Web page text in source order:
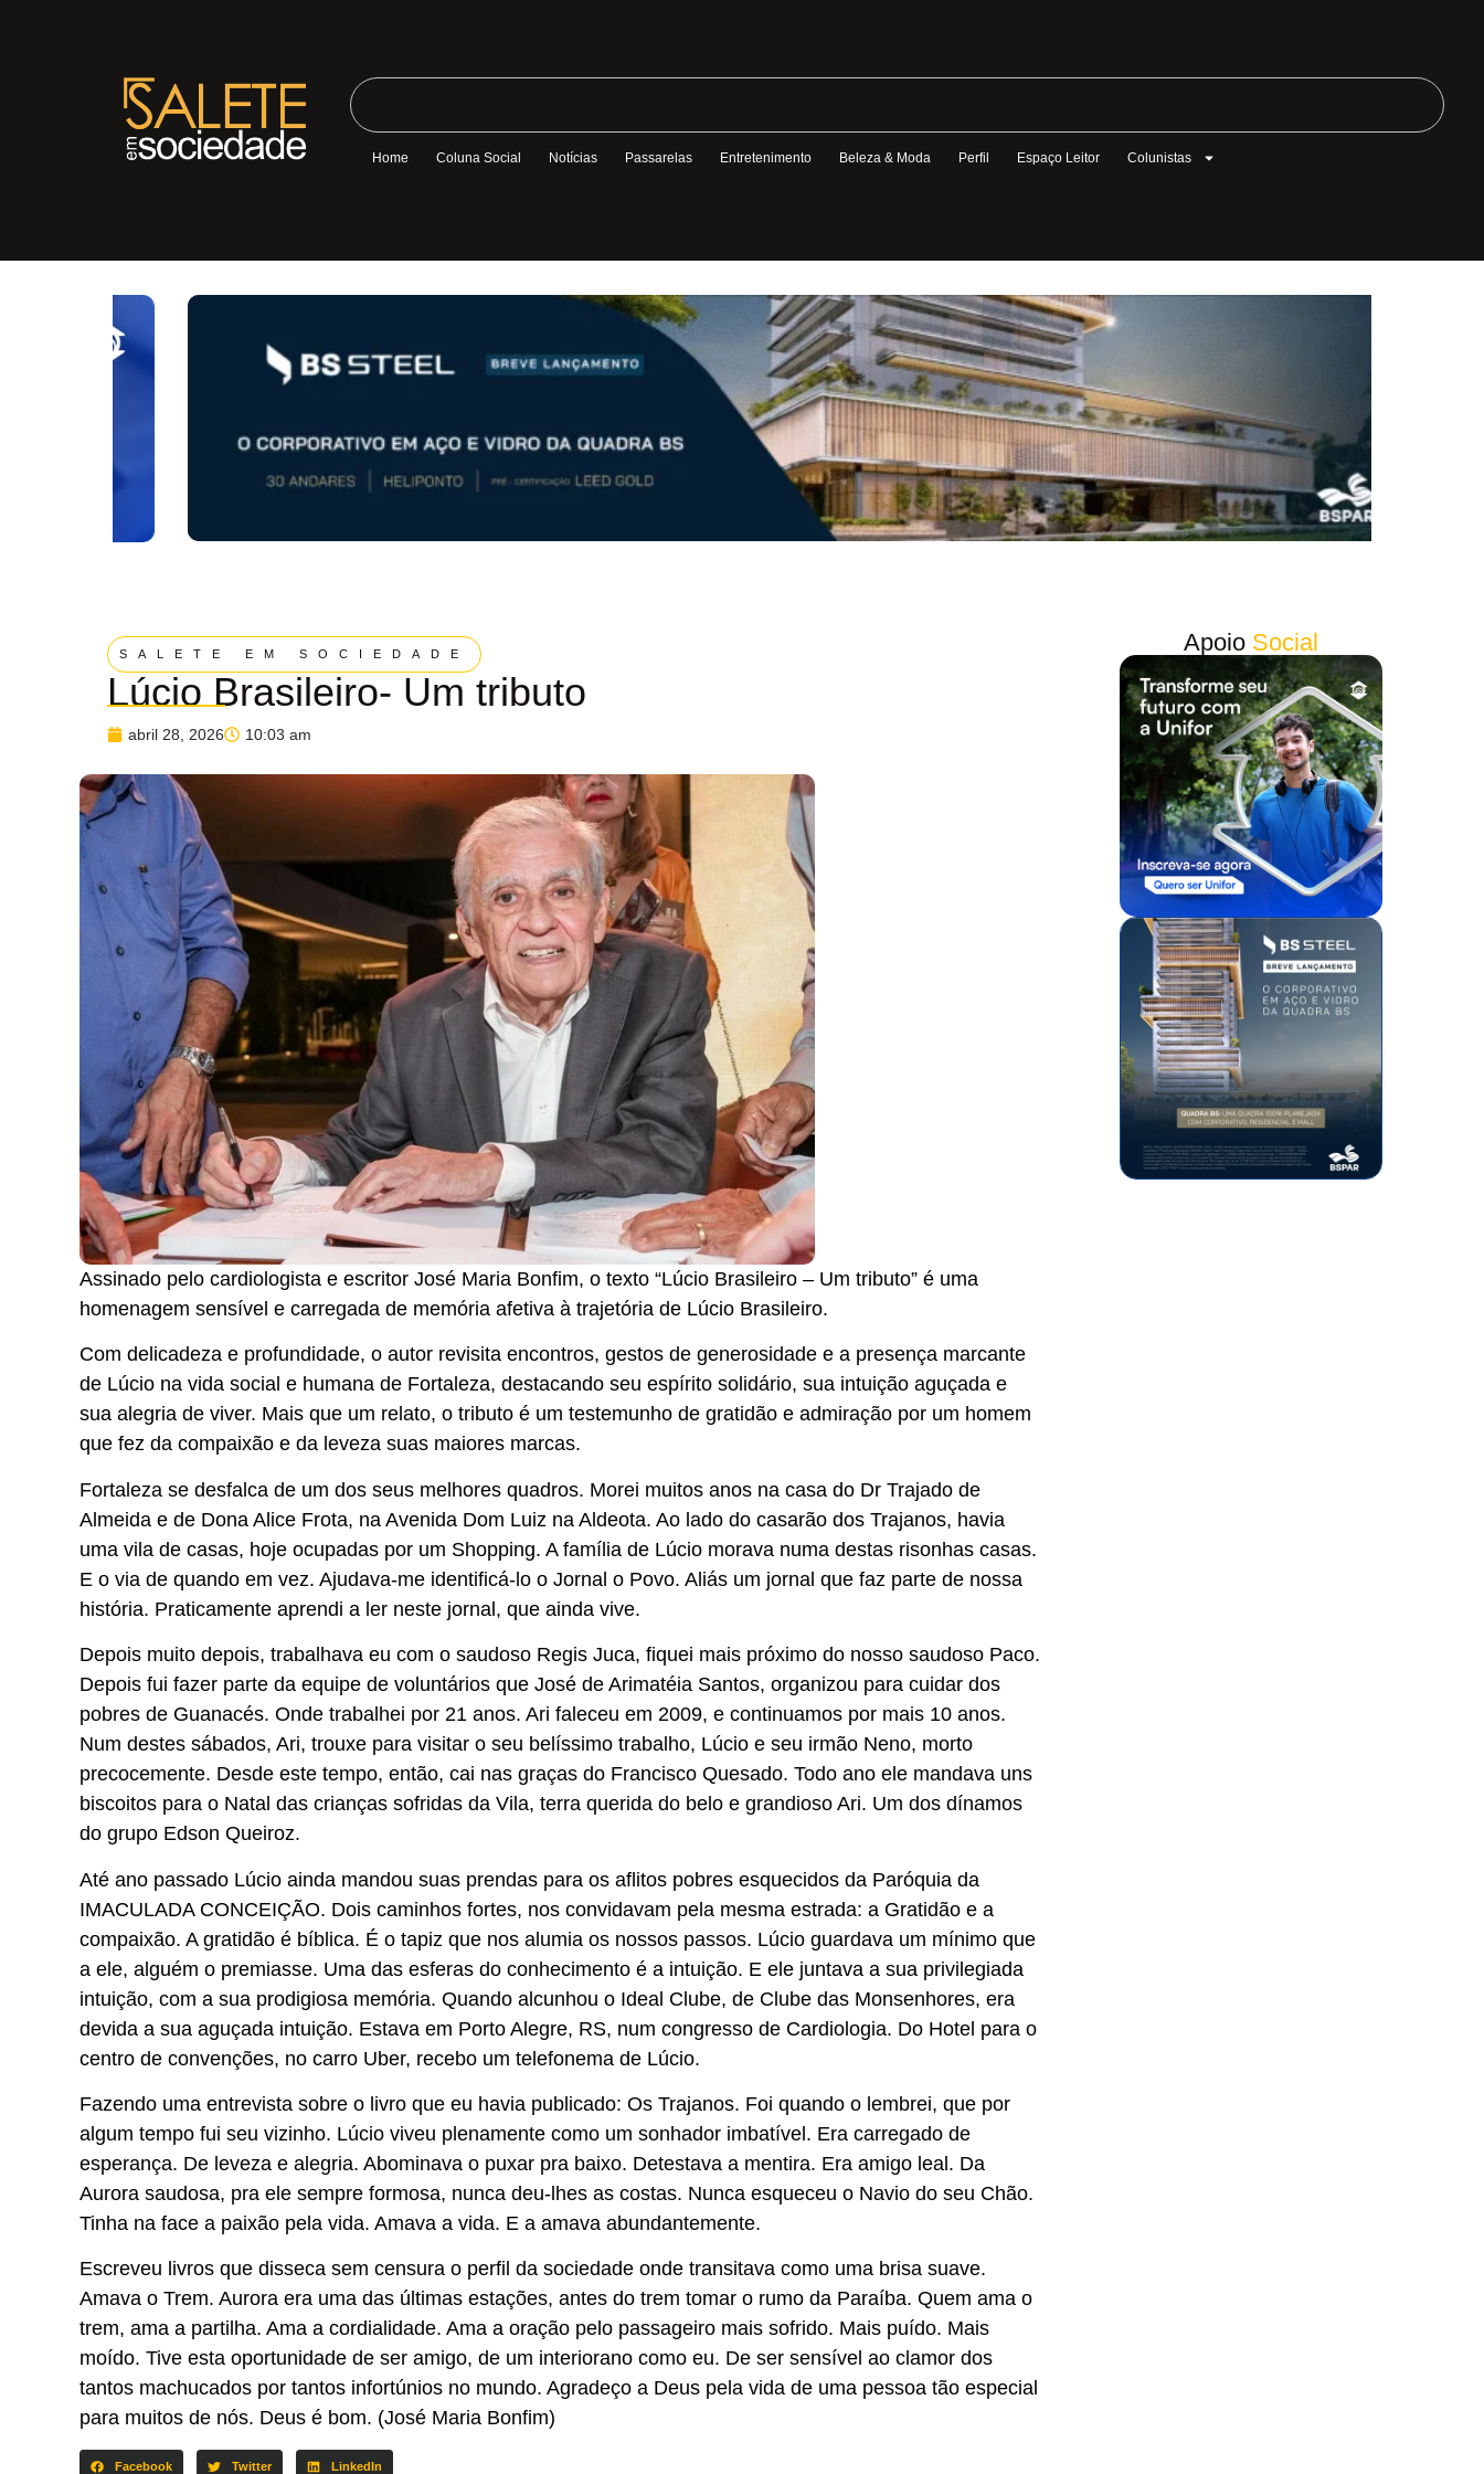
Home Coluna Social Notícias Passarelas Entretenimento Beleza & Moda Perfil Espaço Leitor Colunistas
SALETE EM SOCIEDADE
Lúcio Brasileiro- Um tributo
abril 28, 2026 10:03 am
Assinado pelo cardiologista e escritor José Maria Bonfim, o texto “Lúcio Brasileiro – Um tributo” é uma
homenagem sensível e carregada de memória afetiva à trajetória de Lúcio Brasileiro.
Com delicadeza e profundidade, o autor revisita encontros, gestos de generosidade e a presença marcante
de Lúcio na vida social e humana de Fortaleza, destacando seu espírito solidário, sua intuição aguçada e
sua alegria de viver. Mais que um relato, o tributo é um testemunho de gratidão e admiração por um homem
que fez da compaixão e da leveza suas maiores marcas.
Fortaleza se desfalca de um dos seus melhores quadros. Morei muitos anos na casa do Dr Trajado de
Almeida e de Dona Alice Frota, na Avenida Dom Luiz na Aldeota. Ao lado do casarão dos Trajanos, havia
uma vila de casas, hoje ocupadas por um Shopping. A família de Lúcio morava numa destas risonhas casas.
E o via de quando em vez. Ajudava-me identificá-lo o Jornal o Povo. Aliás um jornal que faz parte de nossa
história. Praticamente aprendi a ler neste jornal, que ainda vive.
Depois muito depois, trabalhava eu com o saudoso Regis Juca, fiquei mais próximo do nosso saudoso Paco.
Depois fui fazer parte da equipe de voluntários que José de Arimatéia Santos, organizou para cuidar dos
pobres de Guanacés. Onde trabalhei por 21 anos. Ari faleceu em 2009, e continuamos por mais 10 anos.
Num destes sábados, Ari, trouxe para visitar o seu belíssimo trabalho, Lúcio e seu irmão Neno, morto
precocemente. Desde este tempo, então, cai nas graças do Francisco Quesado. Todo ano ele mandava uns
biscoitos para o Natal das crianças sofridas da Vila, terra querida do belo e grandioso Ari. Um dos dínamos
do grupo Edson Queiroz.
Até ano passado Lúcio ainda mandou suas prendas para os aflitos pobres esquecidos da Paróquia da
IMACULADA CONCEIÇÃO. Dois caminhos fortes, nos convidavam pela mesma estrada: a Gratidão e a
compaixão. A gratidão é bíblica. É o tapiz que nos alumia os nossos passos. Lúcio guardava um mínimo que
a ele, alguém o premiasse. Uma das esferas do conhecimento é a intuição. E ele juntava a sua privilegiada
intuição, com a sua prodigiosa memória. Quando alcunhou o Ideal Clube, de Clube das Monsenhores, era
devida a sua aguçada intuição. Estava em Porto Alegre, RS, num congresso de Cardiologia. Do Hotel para o
centro de convenções, no carro Uber, recebo um telefonema de Lúcio.
Fazendo uma entrevista sobre o livro que eu havia publicado: Os Trajanos. Foi quando o lembrei, que por
algum tempo fui seu vizinho. Lúcio viveu plenamente como um sonhador imbatível. Era carregado de
esperança. De leveza e alegria. Abominava o puxar pra baixo. Detestava a mentira. Era amigo leal. Da
Aurora saudosa, pra ele sempre formosa, nunca deu-lhes as costas. Nunca esqueceu o Navio do seu Chão.
Tinha na face a paixão pela vida. Amava a vida. E a amava abundantemente.
Escreveu livros que disseca sem censura o perfil da sociedade onde transitava como uma brisa suave.
Amava o Trem. Aurora era uma das últimas estações, antes do trem tomar o rumo da Paraíba. Quem ama o
trem, ama a partilha. Ama a cordialidade. Ama a oração pelo passageiro mais sofrido. Mais puído. Mais
moído. Tive esta oportunidade de ser amigo, de um interiorano como eu. De ser sensível ao clamor dos
tantos machucados por tantos infortúnios no mundo. Agradeço a Deus pela vida de uma pessoa tão especial
para muitos de nós. Deus é bom. (José Maria Bonfim)
Facebook Twitter LinkedIn
Apoio Social